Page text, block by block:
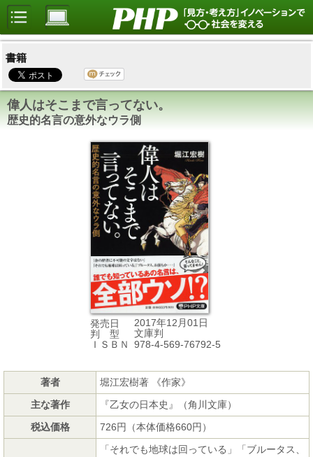
書籍
偉人はそこまで言ってない。
歴史的名言の意外なウラ側
発売日
2017年12月01日
判 型
文庫判
ＩＳＢＮ
978-4-569-76792-5
著者
堀江宏樹著 《作家》
主な著作
『乙女の日本史』（角川文庫）
税込価格
726円（本体価格660円）
「それでも地球は回っている」「ブルータス、